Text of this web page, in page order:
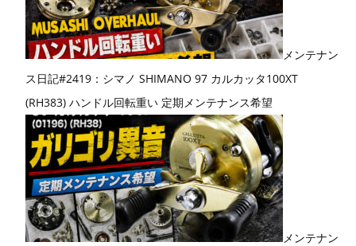
メンテナン
ス日記#2419：シマノ SHIMANO 97 カルカッタ100XT
(RH383) ハンドル回転重い 定期メンテナンス希望
メンテナン